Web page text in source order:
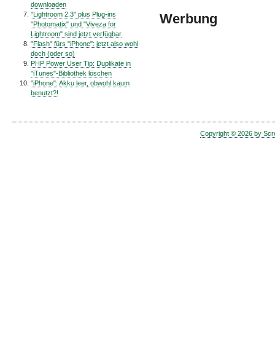
downloaden
"Lightroom 2.3" plus Plug-ins
"Photomatix" und "Viveza for
Lightroom" sind jetzt verfügbar
"Flash" fürs "iPhone": jetzt also wohl
doch (oder so)
PHP Power User Tip: Duplikate in
"iTunes"-Bibliothek löschen
"iPhone": Akku leer, obwohl kaum
benutzt?!
Werbung
Copyright © 2026 by